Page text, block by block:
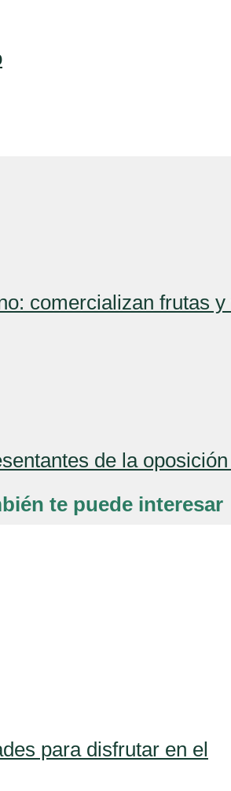
comercializan frutas
de la
te puede interesar
para disfrutar en el